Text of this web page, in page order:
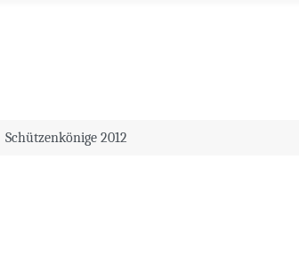
Schützenkönige 2012